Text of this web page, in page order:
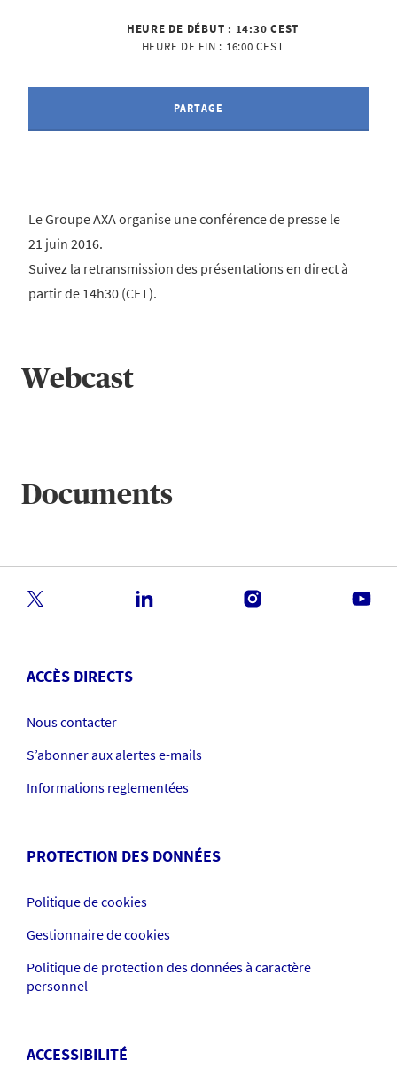
HEURE DE DÉBUT : 14:30 CEST
HEURE DE FIN : 16:00 CEST
PARTAGE
Le Groupe AXA organise une conférence de presse le
21 juin 2016.
Suivez la retransmission des présentations en direct à
partir de 14h30 (CET).
Webcast
Documents
ACCÈS DIRECTS
Nous contacter
S’abonner aux alertes e-mails
Informations reglementées
PROTECTION DES DONNÉES
Politique de cookies
Gestionnaire de cookies
Politique de protection des données à caractère
personnel
ACCESSIBILITÉ